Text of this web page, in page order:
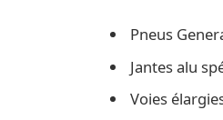
Pneus
Jantes alu
Voies